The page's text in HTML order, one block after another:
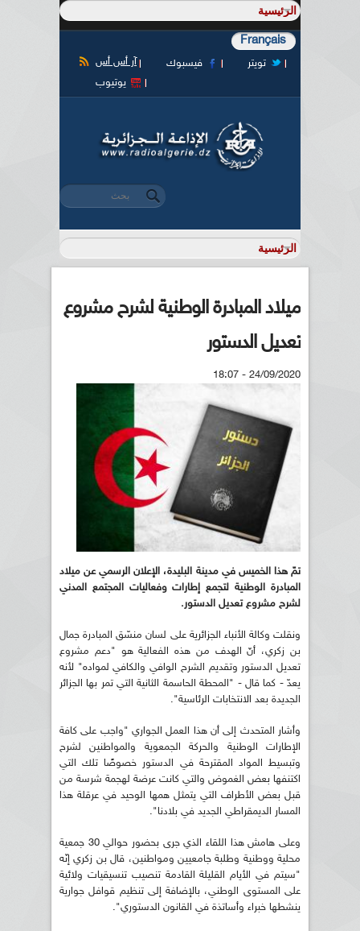
Français
آر أس أس فيسبوك
تويتر
يوتيوب
استمارة البحث
‏بحث ‏
ميلاد المبادرة الوطنية لشرح مشروع
تعديل الدستور
24/09/2020 - 18:07
تمّ هذا الخميس في مدينة البليدة، الإعلان الرسمي عن ميلاد
المبادرة الوطنية لتجمع إطارات وفعاليات المجتمع المدني
لشرح مشروع تعديل الدستور.
ونقلت وكالة الأنباء الجزائرية على لسان منسّق المبادرة جمال
بن زكري، أنّ الهدف من هذه الفعالية هو "دعم مشروع
تعديل الدستور وتقديم الشرح الوافي والكافي لمواده" لأنه
يعدّ - كما قال - "المحطة الحاسمة الثانية التي تمر بها الجزائر
الجديدة بعد الانتخابات الرئاسية".
وأشار المتحدث إلى أن هذا العمل الجواري "واجب على كافة
الإطارات الوطنية والحركة الجمعوية والمواطنين لشرح
وتبسيط المواد المقترحة في الدستور خصوصًا تلك التي
اكتنفها بعض الغموض والتي كانت عرضة لهجمة شرسة من
قبل بعض الأطراف التي يتمثل همها الوحيد في عرقلة هذا
المسار الديمقراطي الجديد في بلادنا".
وعلى هامش هذا اللقاء الذي جرى بحضور حوالي 30 جمعية
محلية ووطنية وطلبة جامعيين ومواطنين، قال بن زكري إنّه
"سيتم في الأيام القليلة القادمة تنصيب تنسيقيات ولائية
على المستوى الوطني، بالإضافة إلى تنظيم قوافل جوارية
ينشطها خبراء وأساتذة في القانون الدستوري".